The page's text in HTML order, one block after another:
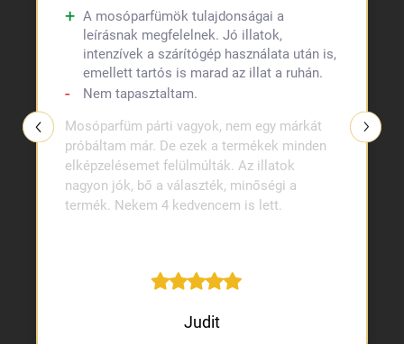
A mosóparfümök tulajdonságai a
leírásnak megfelelnek. Jó illatok,
intenzívek a szárítógép használata után is,
emellett tartós is marad az illat a ruhán.
Nem tapasztaltam.
Mosóparfüm párti vagyok, nem egy márkát
próbáltam már. De ezek a termékek minden
elképzelésemet felülmúlták. Az illatok
nagyon jók, bő a választék, minőségi a
termék. Nekem 4 kedvencem is lett.
Judit